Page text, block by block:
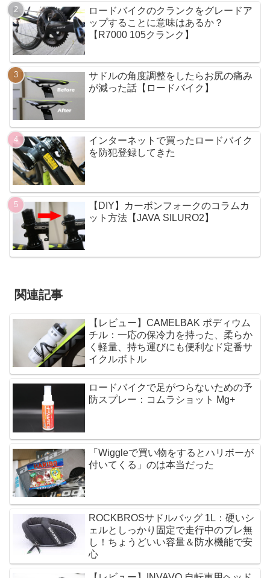
ロードバイクのクランクをグレードア
ップすることに意味はあるか？
【R7000 105クランク】
サドルの角度調整をしたらお尻の痛み
が減った話【ロードバイク】
インターネットで買ったロードバイク
を防犯登録してきた
【DIY】カーボンフォークのコラムカ
ット方法【JAVA SILURO2】
関連記事
【レビュー】CAMELBAK ポディウム
チル：一応の保冷力を持った、柔らか
く軽量、持ち運びにも便利なド定番サ
イクルボトル
ロードバイクで足がつらないための予
防スプレー：コムラショット Mg+
「Wiggleで買い物をするとハリボーが
付いてくる」のは本当だった
ROCKBROSサドルバッグ 1L：硬いシ
ェルとしっかり固定で走行中のブレ無
し！ちょうどいい容量＆防水機能で安
心